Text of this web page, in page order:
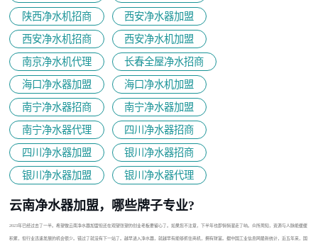
陕西净水机招商
西安净水器加盟
西安净水机招商
西安净水机加盟
南京净水机代理
长春全屋净水招商
海口净水器加盟
海口净水机加盟
南宁净水器招商
南宁净水器加盟
南宁净水器代理
四川净水器招商
四川净水器加盟
银川净水器招商
银川净水器加盟
银川净水器代理
云南净水器加盟，哪些牌子专业?
2023年已经过去了一半。希望做云南净水器加盟但还在观望张望的创业老板要留心了。如果您不注意，下半年也即悄悄溜走了呐。众所周知，资源与人脉能缓缓
积累，但行业迅速发展的机会很少。错过了就没有下一站了。越早进入净水器，就越早有能够抓住商机，拥有财富。据中国工业信息网最新统计，近五年来，国